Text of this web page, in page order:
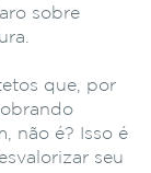
sobre
que, por
não é? Isso é
seu